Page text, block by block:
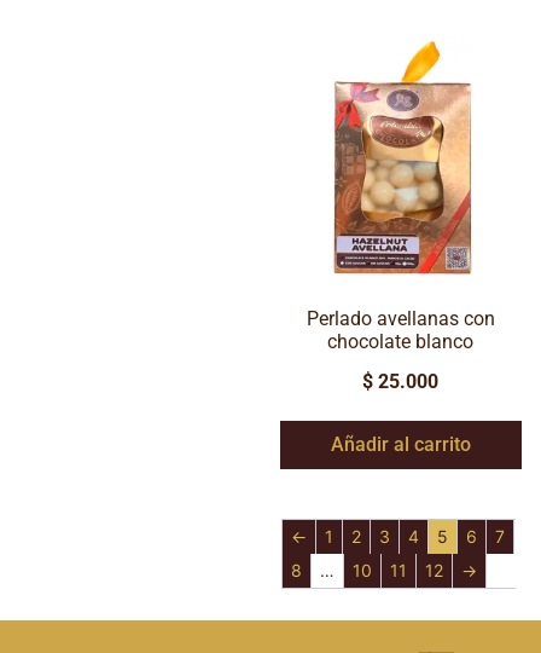
Perlado avellanas con
chocolate blanco
$ 25.000
Añadir al carrito
← 1 2 3 4 5 6
7
8
… 10 11 12 →